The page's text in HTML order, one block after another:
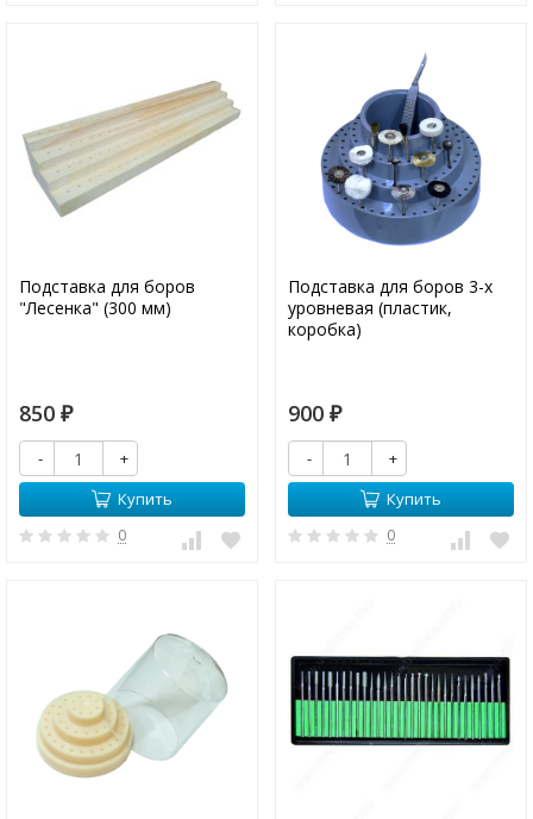
Подставка для боров
"Лесенка" (300 мм)
850 ₽
-
+
Купить
0
Подставка для боров 3-х
уровневая (пластик,
коробка)
900 ₽
-
+
Купить
0